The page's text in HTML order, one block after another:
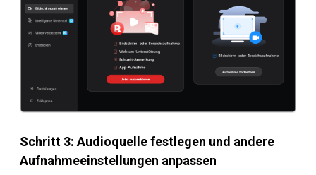
Schritt 3: Audioquelle festlegen und andere
Aufnahmeeinstellungen anpassen